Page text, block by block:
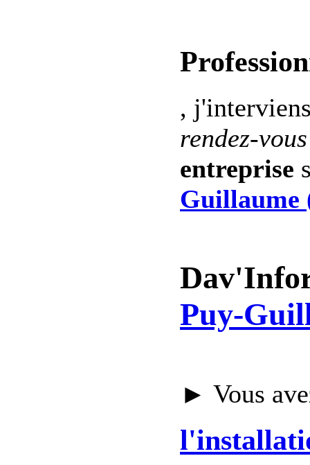
,
rendez-
entreprise
Guillaume
Puy-
► Vous